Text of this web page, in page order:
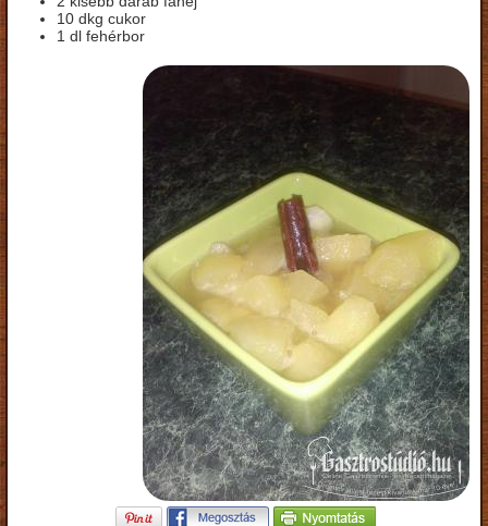
10 dkg cukor
1 dl fehérbor